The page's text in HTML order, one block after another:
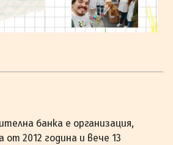
банка е организация,
2012 година и вече 13